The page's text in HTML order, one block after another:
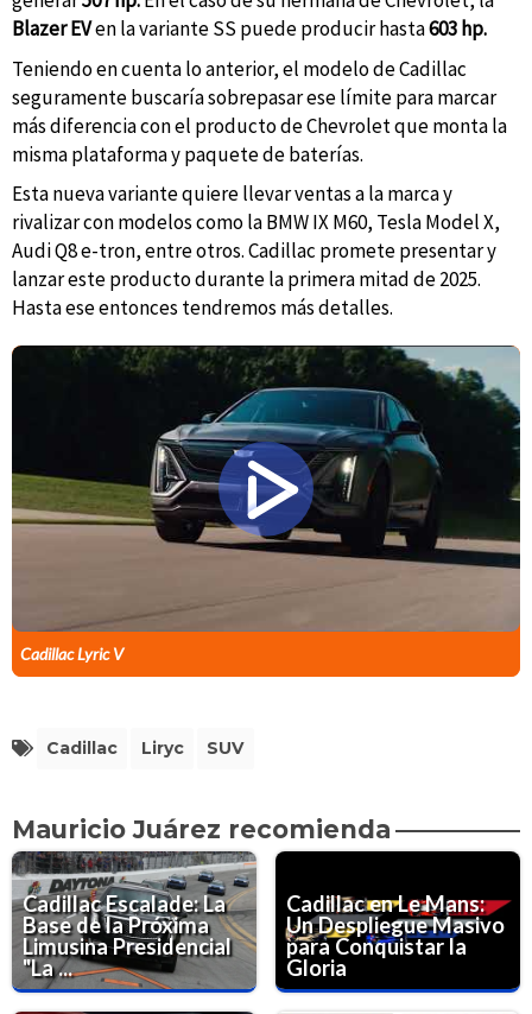
Blazer EVen la variante SS puede producir hasta603 hp.
Teniendo en cuenta lo anterior, el modelo de Cadillac
seguramente buscaría sobrepasar ese límite para marcar
más diferencia con el producto de Chevrolet que monta la
misma plataforma y paquete de baterías.
Esta nueva variante quiere llevar ventas a la marca y
rivalizar con modelos como la BMW IX M60, Tesla Model X,
Audi Q8 e-tron, entre otros. Cadillac promete presentar y
lanzar este producto durante la primera mitad de 2025.
Hasta ese entonces tendremos más detalles.
Cadillac Lyric V
Cadillac Liryc SUV
Mauricio Juárez recomienda
Cadillac Escalade: La
Base de la Próxima
Limusina Presidencial
"La ...
Cadillac en Le Mans:
Un Despliegue Masivo
para Conquistar la
Gloria